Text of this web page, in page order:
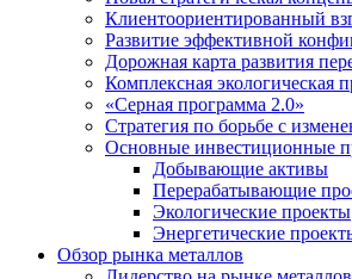
Клиентоориентированный
Развитие эффективной
Дорожная карта развития
Комплексная экологическая
«Серная программа 2.0»
Стратегия по борьбе с
Основные инвестиционные
Добывающие активы
Перерабатывающие
Экологические проекты
Энергетические
Обзор рынка металлов